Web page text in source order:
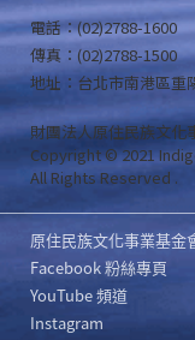
電話：(02)2788-1600
傳真：(02)2788-1500
地址：台北市南港區重
財團法人原住民族文化
Copyright © 2021
All Rights Reserved .
原住民族文化事業基金
Facebook 粉絲專頁
YouTube 頻道
Instagram